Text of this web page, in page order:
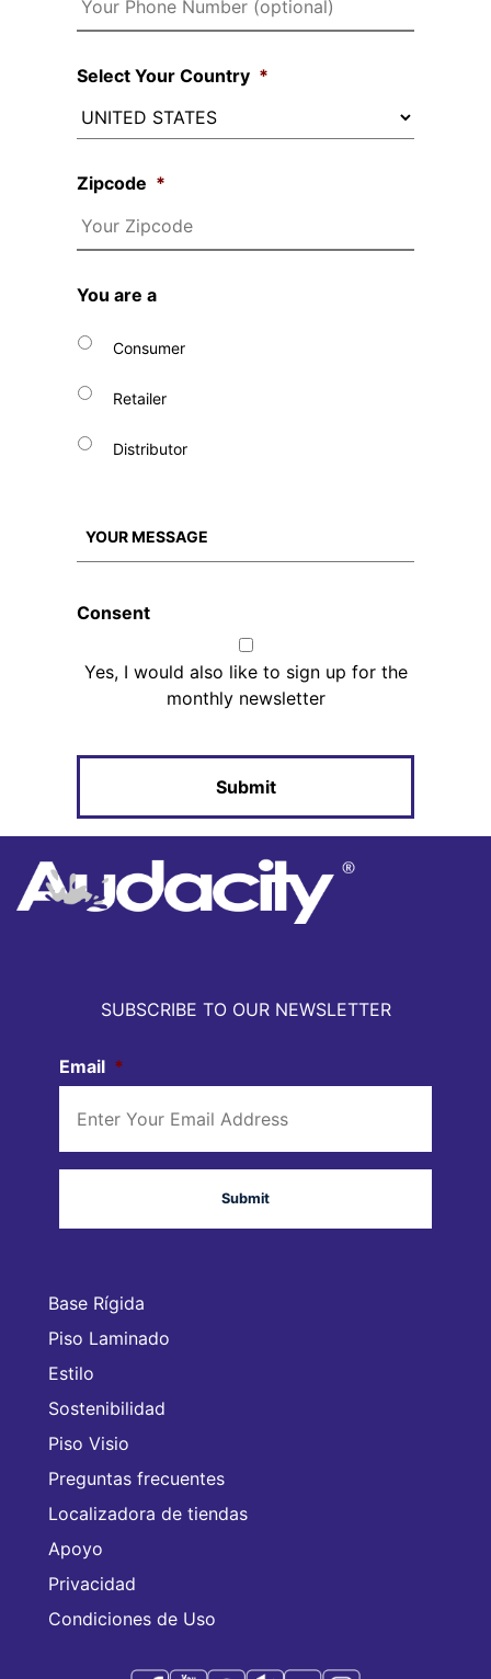
Select Your Country *
Zipcode *
You are a
Consumer
Retailer
Distributor
Consent
Yes, I would also like to sign up for the
monthly newsletter
Base Rígida
Piso Laminado
Estilo
Sostenibilidad
Piso Visio
Preguntas frecuentes
Localizadora de tiendas
Apoyo
Privacidad
Condiciones de Uso
SUBSCRIBE TO OUR NEWSLETTER
Email *